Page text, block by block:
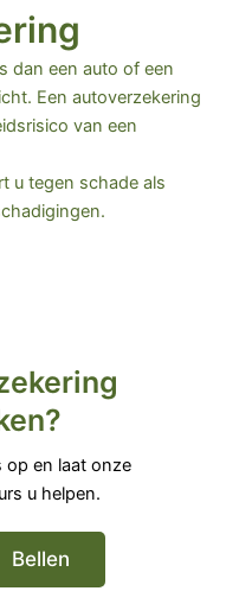
dan een auto of een
Een autoverzekering
van een
u tegen schade als
op en laat onze
u helpen.
Bellen